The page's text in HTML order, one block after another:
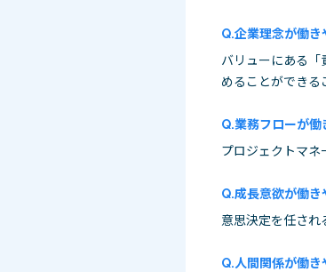
企業理念が働き
バリューにある
めることができる
業務フローが働
プロジェクトマネ
成長意欲が働き
意思決定を任され
人間関係が働